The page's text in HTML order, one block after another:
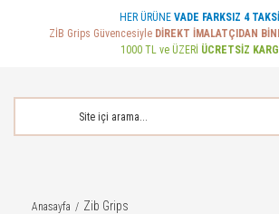
HER ÜRÜNE VADE FARKSIZ 4
ZİB Grips Güvencesiyle DİREKT İMALATÇIDAN
1000 TL ve ÜZERİ ÜCRETSİZ
Anasayfa Zib Grips